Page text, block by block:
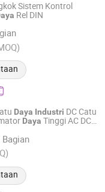
Sistem Kontrol
Rel DIN
2006
Daya Industri DC Catu
Daya Tinggi AC DC
2021